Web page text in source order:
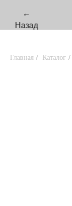
←
Назад
Главная / Каталог /